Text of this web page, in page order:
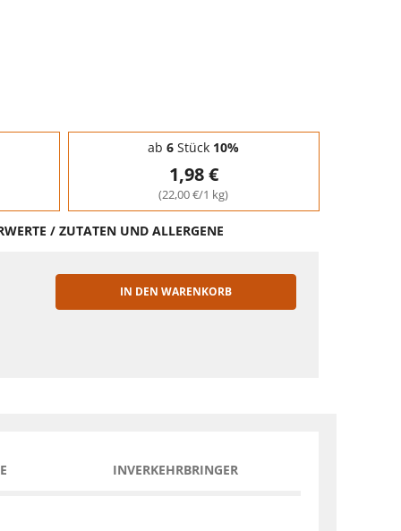
ab 6 Stück 10%
1,98 €
(22,00 €/1 kg)
/ ZUTATEN UND ALLERGENE
IN DEN WARENKORB
INVERKEHRBRINGER